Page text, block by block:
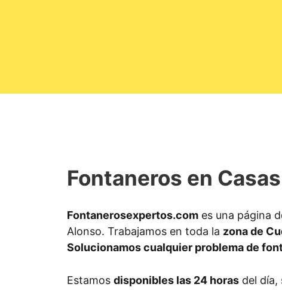
Fontaneros en
Fontanerosexpertos.com es una página
Alonso. Trabajamos en toda la zona de
Solucionamos cualquier problema de
Estamos disponibles las 24 horas del día,